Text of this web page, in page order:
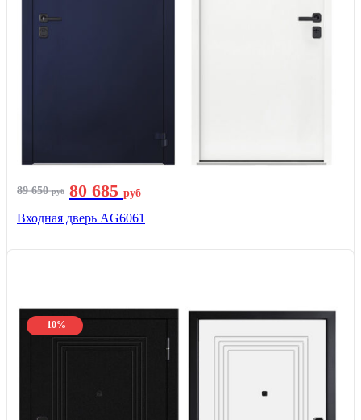
89 650руб 80 685 руб
Входная дверь AG6061
-10%